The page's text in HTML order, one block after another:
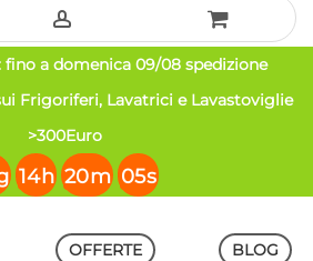
a domenica 09/08 spedizione
Frigoriferi, Lavatrici e Lavastoviglie
>300Euro
14h 20m 05s
OFFERTE BLOG